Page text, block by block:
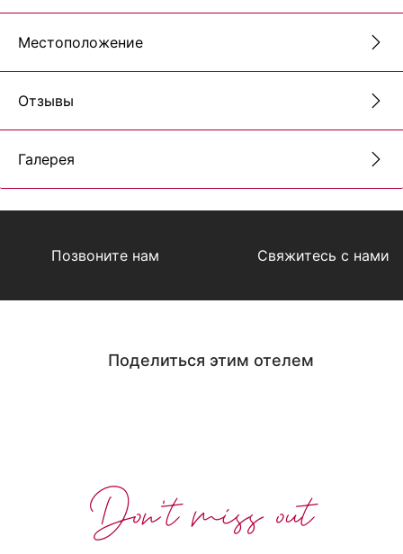
Местоположение
Отзывы
Галерея
Позвоните нам Свяжитесь с нами
Поделиться этим отелем
Don't miss out